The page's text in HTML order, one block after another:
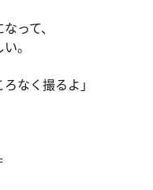
って、
。
なく撮るよ」